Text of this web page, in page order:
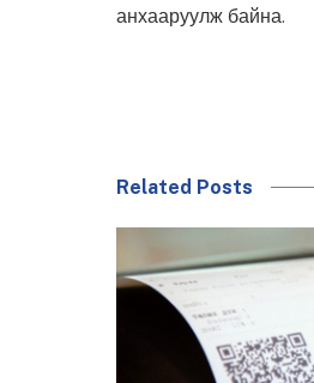
анхааруулж байна.
Related Posts